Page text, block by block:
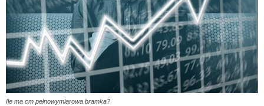
Ile ma cm pełnowymiarowa bramka?